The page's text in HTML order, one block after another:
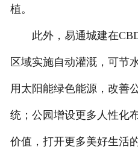
植。
此外，易通城建在
区域实施自动灌溉，可节
用太阳能绿色能源，改善
统；公园增设更多人性化
价值，打开更多美好生活